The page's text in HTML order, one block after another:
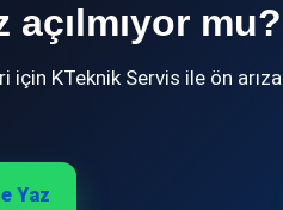
açılmıyor mu?
için KTeknik Servis ile ön arıza
Yaz